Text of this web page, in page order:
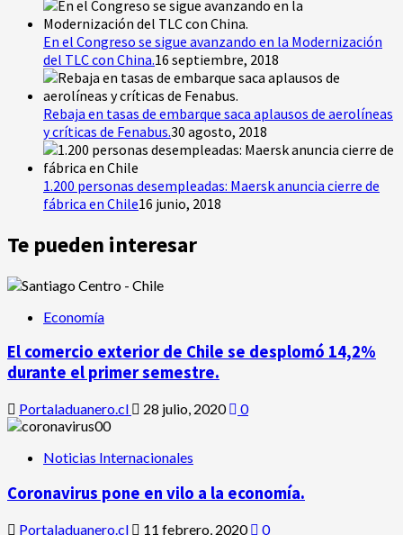
En el Congreso se sigue avanzando en la Modernización
del TLC con China.16 septiembre, 2018
Rebaja en tasas de embarque saca aplausos de aerolíneas
y críticas de Fenabus.30 agosto, 2018
1.200 personas desempleadas: Maersk anuncia cierre de
fábrica en Chile16 junio, 2018
Te pueden interesar
Economía
El comercio exterior de Chile se desplomó 14,2%
durante el primer semestre.
Portaladuanero.cl 28 julio, 2020 0
Noticias Internacionales
Coronavirus pone en vilo a la economía.
Portaladuanero.cl 11 febrero, 2020 0